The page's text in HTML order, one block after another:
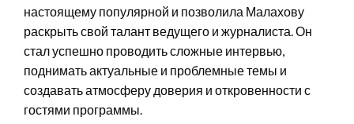
настоящему популярной и позволила Малахову
раскрыть свой талант ведущего и журналиста. Он
стал успешно проводить сложные интервью,
поднимать актуальные и проблемные темы и
создавать атмосферу доверия и откровенности с
гостями программы.